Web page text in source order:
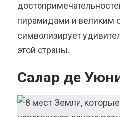
пирамидами и великим
символизирует
этой страны.
Салар де